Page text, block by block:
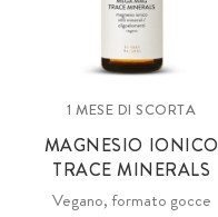
1 MESE DI SCORTA
MAGNESIO IONICO
TRACE MINERALS
Vegano, formato gocce